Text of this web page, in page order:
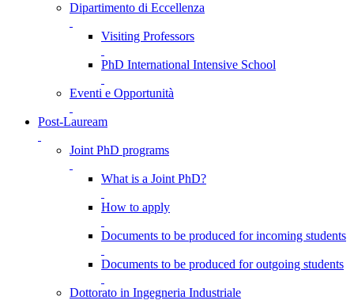
Dipartimento di Eccellenza
Visiting Professors
PhD International Intensive School
Eventi e Opportunità
Post-Lauream
Joint PhD programs
What is a Joint PhD?
How to apply
Documents to be produced for incoming students
Documents to be produced for outgoing students
Dottorato in Ingegneria Industriale